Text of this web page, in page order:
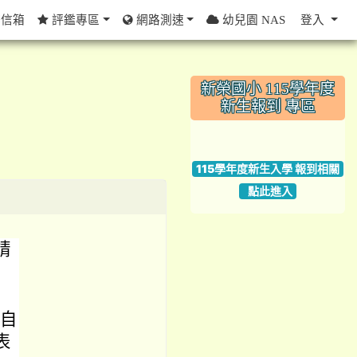
:::
新榮國小 115學年度
新生報到 專區
115學年度新生入學 報到相關
點此進入
箱 評鑑專區 網路測速 幼兒園 NAS 登入